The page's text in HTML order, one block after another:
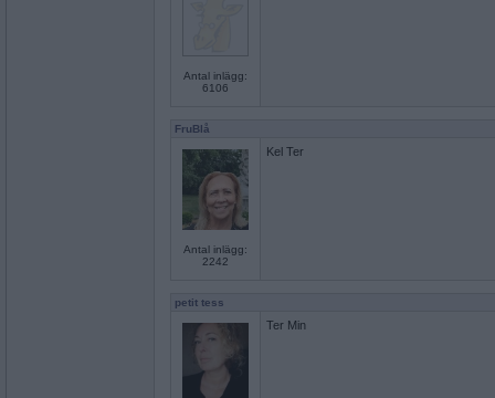
Antal inlägg:
6106
FruBlå
Antal inlägg:
2242
Kel Ter
petit tess
Ter Min